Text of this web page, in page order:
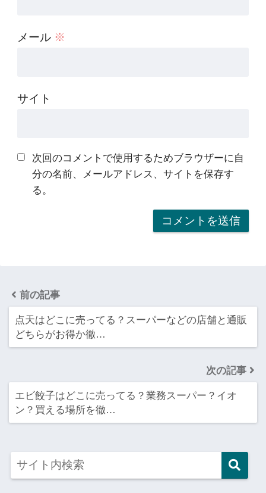
メール ※
サイト
次回のコメントで使用するためブラウザーに自
分の名前、メールアドレス、サイトを保存す
る。
前の記事
点天はどこに売ってる？スーパーなどの店舗と通販
どちらがお得か徹…
次の記事
エビ餃子はどこに売ってる？業務スーパー？イオ
ン？買える場所を徹…